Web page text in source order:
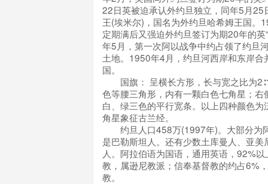
22日英被迫承认外约旦独立，同年5月25
王(埃米尔)，国名为外约旦哈希姆王国。
定期满后又强迫外约旦签订为期20年的英
年5月，第一次阿以战争中约占领了约旦
土地。1950年4月，约旦河西岸和东岸合
国。
国旗： 呈横长方形，长与宽之比为
色等腰三角形，内有一颗白色七角星；右
白、绿三色的平行宽条。以上四种颜色
角星象征古兰经。
约旦人口458万(1997年)。大部分为
是巴勒斯坦人。还有少数土库曼人、亚美
人。阿拉伯语为国语，通用英语，92%
教，属逊尼教派；信奉基督教的约占6%
教。